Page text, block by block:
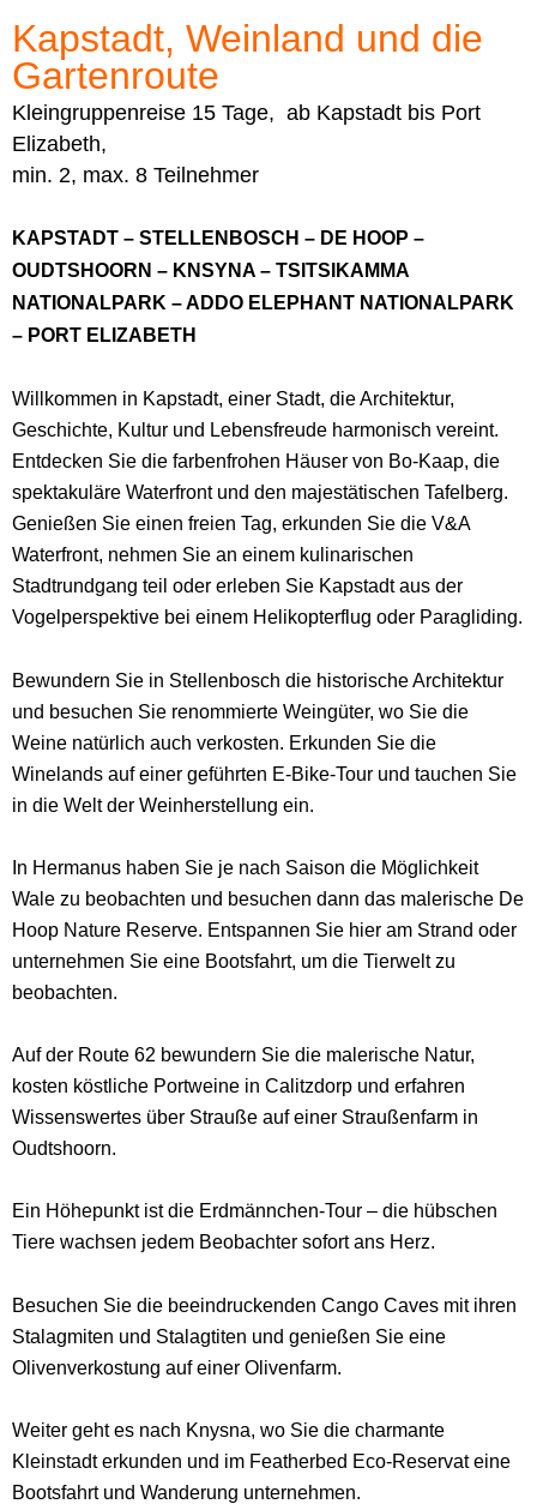
Kapstadt, Weinland und die
Gartenroute
Kleingruppenreise 15 Tage, ab Kapstadt bis Port
Elizabeth,
min. 2, max. 8 Teilnehmer
KAPSTADT – STELLENBOSCH – DE HOOP –
OUDTSHOORN – KNSYNA – TSITSIKAMMA
NATIONALPARK – ADDO ELEPHANT NATIONALPARK
– PORT ELIZABETH
Willkommen in Kapstadt, einer Stadt, die Architektur,
Geschichte, Kultur und Lebensfreude harmonisch vereint.
Entdecken Sie die farbenfrohen Häuser von Bo-Kaap, die
spektakuläre Waterfront und den majestätischen Tafelberg.
Genießen Sie einen freien Tag, erkunden Sie die V&A
Waterfront, nehmen Sie an einem kulinarischen
Stadtrundgang teil oder erleben Sie Kapstadt aus der
Vogelperspektive bei einem Helikopterflug oder Paragliding.
Bewundern Sie in Stellenbosch die historische Architektur
und besuchen Sie renommierte Weingüter, wo Sie die
Weine natürlich auch verkosten. Erkunden Sie die
Winelands auf einer geführten E-Bike-Tour und tauchen Sie
in die Welt der Weinherstellung ein.
In Hermanus haben Sie je nach Saison die Möglichkeit
Wale zu beobachten und besuchen dann das malerische De
Hoop Nature Reserve. Entspannen Sie hier am Strand oder
unternehmen Sie eine Bootsfahrt, um die Tierwelt zu
beobachten.
Auf der Route 62 bewundern Sie die malerische Natur,
kosten köstliche Portweine in Calitzdorp und erfahren
Wissenswertes über Strauße auf einer Straußenfarm in
Oudtshoorn.
Ein Höhepunkt ist die Erdmännchen-Tour – die hübschen
Tiere wachsen jedem Beobachter sofort ans Herz.
Besuchen Sie die beeindruckenden Cango Caves mit ihren
Stalagmiten und Stalagtiten und genießen Sie eine
Olivenverkostung auf einer Olivenfarm.
Weiter geht es nach Knysna, wo Sie die charmante
Kleinstadt erkunden und im Featherbed Eco-Reservat eine
Bootsfahrt und Wanderung unternehmen.